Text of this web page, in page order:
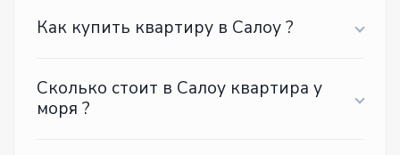
Как купить квартиру в Салоу ?
Сколько стоит в Салоу квартира у
моря ?